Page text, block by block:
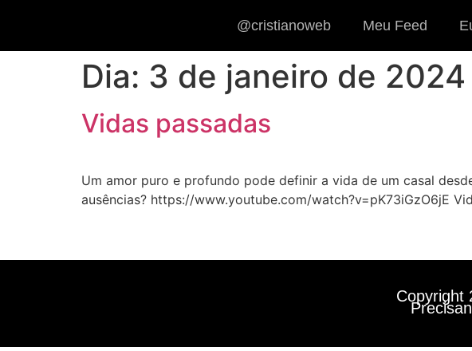
@cristianoweb Meu Feed
Dia: 3 de janeiro de 2024
Vidas passadas
Um amor puro e profundo pode definir a vida de um casal
ausências? https://www.youtube.com/watch?v=pK73iGzO6jE
Copyright